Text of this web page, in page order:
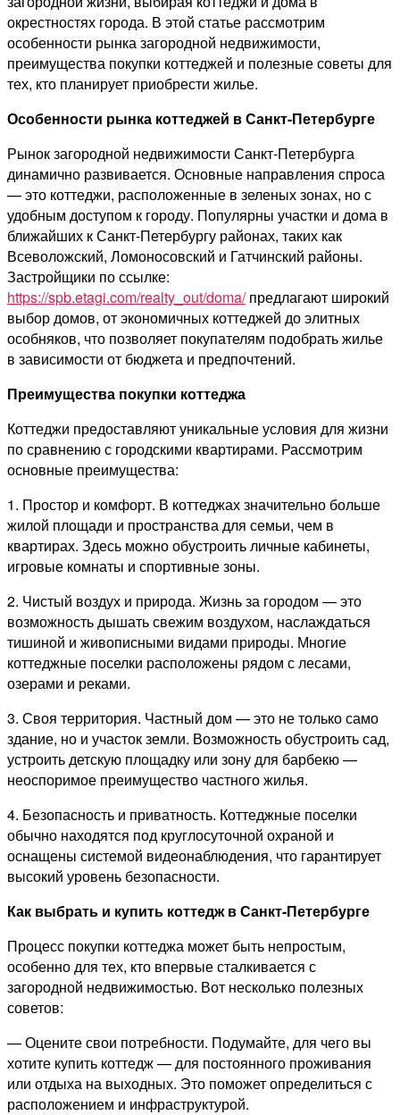
окрестностях города. В этой статье рассмотрим
особенности рынка загородной недвижимости,
преимущества покупки коттеджей и полезные советы для
тех, кто планирует приобрести жилье.
Особенности рынка коттеджей в Санкт-Петербурге
Рынок загородной недвижимости Санкт-Петербурга
динамично развивается. Основные направления спроса
— это коттеджи, расположенные в зеленых зонах, но с
удобным доступом к городу. Популярны участки и дома в
ближайших к Санкт-Петербургу районах, таких как
Всеволожский, Ломоносовский и Гатчинский районы.
Застройщики по ссылке:
https://spb.etagi.com/realty_out/doma/предлагают широкий
выбор домов, от экономичных коттеджей до элитных
особняков, что позволяет покупателям подобрать жилье
в зависимости от бюджета и предпочтений.
Преимущества покупки коттеджа
Коттеджи предоставляют уникальные условия для жизни
по сравнению с городскими квартирами. Рассмотрим
основные преимущества:
1. Простор и комфорт. В коттеджах значительно больше
жилой площади и пространства для семьи, чем в
квартирах. Здесь можно обустроить личные кабинеты,
игровые комнаты и спортивные зоны.
2. Чистый воздух и природа. Жизнь за городом — это
возможность дышать свежим воздухом, наслаждаться
тишиной и живописными видами природы. Многие
коттеджные поселки расположены рядом с лесами,
озерами и реками.
3. Своя территория. Частный дом — это не только само
здание, но и участок земли. Возможность обустроить сад,
устроить детскую площадку или зону для барбекю —
неоспоримое преимущество частного жилья.
4. Безопасность и приватность. Коттеджные поселки
обычно находятся под круглосуточной охраной и
оснащены системой видеонаблюдения, что гарантирует
высокий уровень безопасности.
Как выбрать и купить коттедж в Санкт-Петербурге
Процесс покупки коттеджа может быть непростым,
особенно для тех, кто впервые сталкивается с
загородной недвижимостью. Вот несколько полезных
советов:
— Оцените свои потребности. Подумайте, для чего вы
хотите купить коттедж — для постоянного проживания
или отдыха на выходных. Это поможет определиться с
расположением и инфраструктурой.